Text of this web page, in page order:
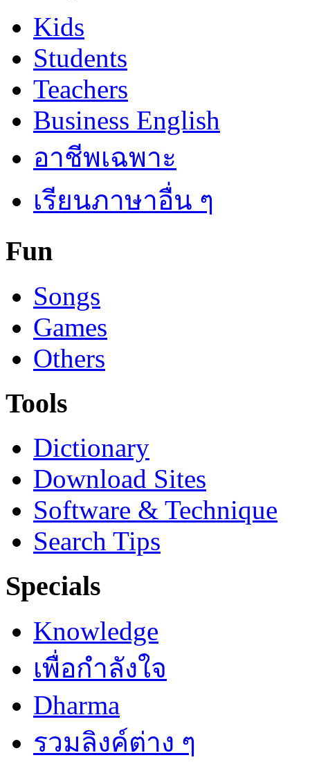
Kids
Students
Teachers
Business English
อาชีพเฉพาะ
เรียนภาษาอื่น ๆ
Fun
Songs
Games
Others
Tools
Dictionary
Download Sites
Software & Technique
Search Tips
Specials
Knowledge
เพื่อกำลังใจ
Dharma
รวมลิงค์ต่าง ๆ